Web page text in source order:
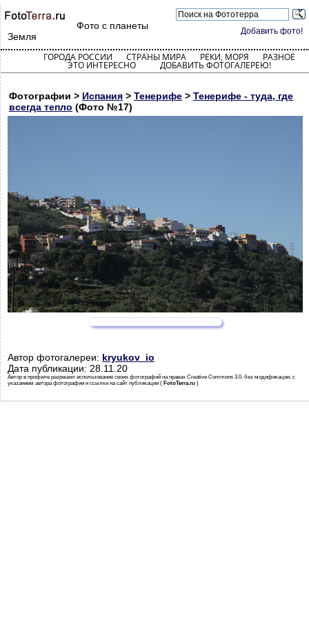
Добавить фото!
Фото с планеты
Земля
ГОРОДА РОССИИ СТРАНЫ МИРА РЕКИ, МОРЯ РАЗНОЕ
ЭТО ИНТЕРЕСНО ДОБАВИТЬ ФОТОГАЛЕРЕЮ!
Фотографии > Испания > Тенерифе > Тенерифе - туда, где
всегда тепло (Фото №17)
Автор фотогалереи: kryukov_io
Дата публикации: 28.11.20
Автор в профиле разрешил использование своих фотографий на правах Creative Commons 3.0, без модификации, с
указанием автора фотографии и ссылки на сайт публикации ( FotoTerra.ru )